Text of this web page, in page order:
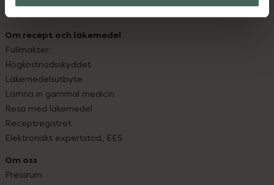
Köpvillkor
Om recept och läkemedel
Fullmakter
Högkostnadsskyddet
Läkemedelsutbyte
Lämna in gammal medicin
Resa med läkemedel
Receptregistret
Elektroniskt expertstöd, EES
Om oss
Pressrum